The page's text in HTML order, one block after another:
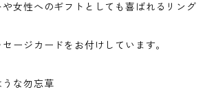
女性へのギフトとしても喜ばれるリング
ージカードをお付けしています。
な勿忘草